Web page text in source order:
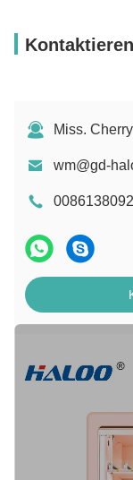
Miss.
wm@gd-